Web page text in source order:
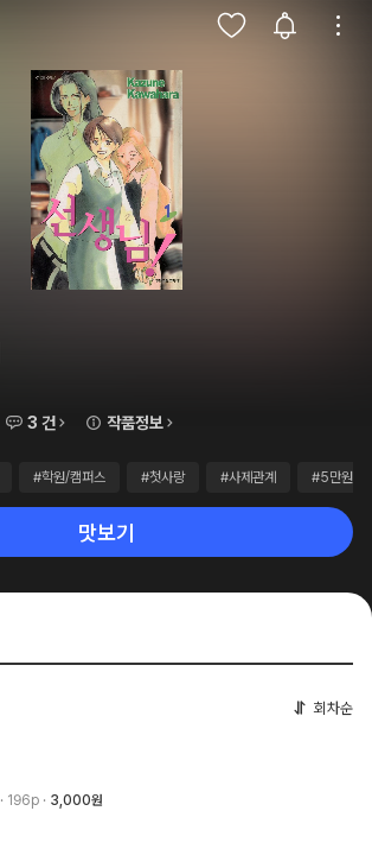
3 건 작품정보
#학원/캠퍼스 #첫사랑 #사제관계 #5만원+
맛보기
회차순
· 196p 3,000원